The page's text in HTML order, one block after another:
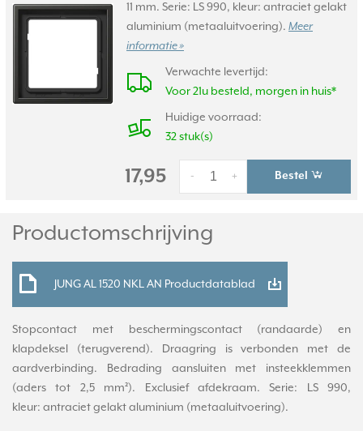
11 mm. Serie: LS 990, kleur: antraciet gelakt
aluminium (metaaluitvoering). Meer
informatie »
Verwachte levertijd:
Voor 21u besteld, morgen in huis*
Huidige voorraad:
32 stuk(s)
17,95 +
- Bestel
Productomschrijving
JUNG AL 1520 NKL AN Productdatablad
Stopcontact met beschermingscontact (randaarde) en
klapdeksel (terugverend). Draagring is verbonden met de
aardverbinding. Bedrading aansluiten met insteekklemmen
(aders tot 2,5 mm²). Exclusief afdekraam. Serie: LS 990,
kleur: antraciet gelakt aluminium (metaaluitvoering).